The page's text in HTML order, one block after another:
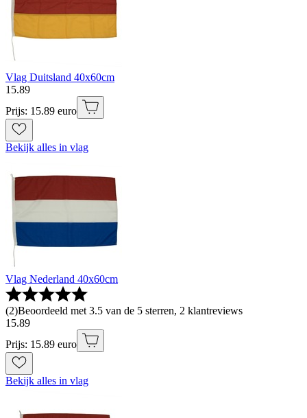
Vlag Duitsland 40x60cm
15.89
Prijs: 15.89 euro
Bekijk alles in vlag
Vlag Nederland 40x60cm
(2)Beoordeeld met 3.5 van de 5 sterren, 2 klantreviews
15.89
Prijs: 15.89 euro
Bekijk alles in vlag